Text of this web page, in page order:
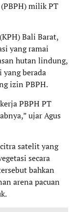
milik PT
Bali Barat,
yang ramai
hutan lindung,
berada
izin PBPH.
PBPH PT
ujar Agus
satelit yang
secara
bahkan
arena pacuan